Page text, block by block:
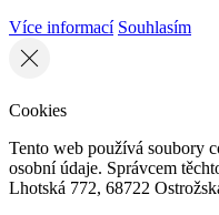
Více informací Souhlasím
Cookies
Tento web používá soubory
osobní údaje. Správcem
Lhotská 772, 68722